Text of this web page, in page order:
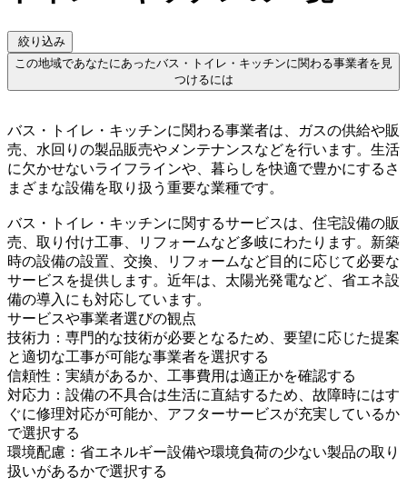
絞り込み
この地域であなたにあったバス・トイレ・キッチンに関わる事業者を見
つけるには
バス・トイレ・キッチンに関わる事業者は、ガスの供給や販
売、水回りの製品販売やメンテナンスなどを行います。生活
に欠かせないライフラインや、暮らしを快適で豊かにするさ
まざまな設備を取り扱う重要な業種です。
バス・トイレ・キッチンに関するサービスは、住宅設備の販
売、取り付け工事、リフォームなど多岐にわたります。新築
時の設備の設置、交換、リフォームなど目的に応じて必要な
サービスを提供します。近年は、太陽光発電など、省エネ設
備の導入にも対応しています。
サービスや事業者選びの観点
技術力：専門的な技術が必要となるため、要望に応じた提案
と適切な工事が可能な事業者を選択する
信頼性：実績があるか、工事費用は適正かを確認する
対応力：設備の不具合は生活に直結するため、故障時にはす
ぐに修理対応が可能か、アフターサービスが充実しているか
で選択する
環境配慮：省エネルギー設備や環境負荷の少ない製品の取り
扱いがあるかで選択する